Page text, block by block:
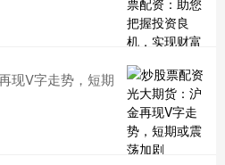
现V字走势，短期